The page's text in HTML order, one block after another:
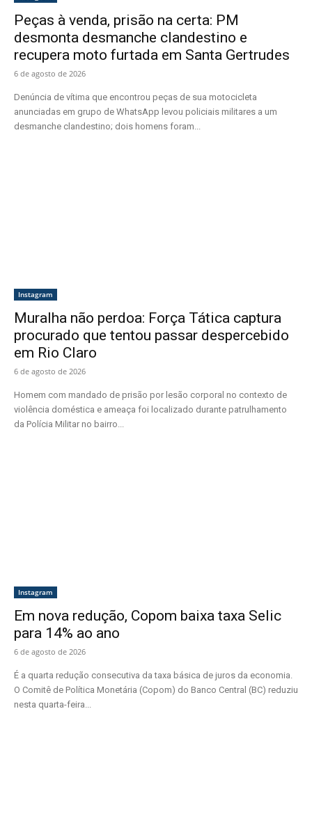
Peças à venda, prisão na certa: PM
desmonta desmanche clandestino e
recupera moto furtada em Santa Gertrudes
6 de agosto de 2026
Denúncia de vítima que encontrou peças de sua motocicleta
anunciadas em grupo de WhatsApp levou policiais militares a um
desmanche clandestino; dois homens foram...
Instagram
Muralha não perdoa: Força Tática captura
procurado que tentou passar despercebido
em Rio Claro
6 de agosto de 2026
Homem com mandado de prisão por lesão corporal no contexto de
violência doméstica e ameaça foi localizado durante patrulhamento
da Polícia Militar no bairro...
Instagram
Em nova redução, Copom baixa taxa Selic
para 14% ao ano
6 de agosto de 2026
É a quarta redução consecutiva da taxa básica de juros da economia.
O Comitê de Política Monetária (Copom) do Banco Central (BC) reduziu
nesta quarta-feira...